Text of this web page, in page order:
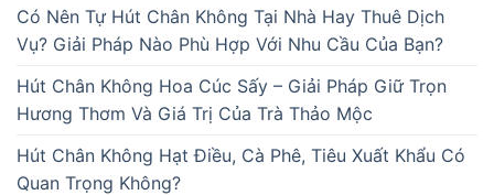
Có Nên Tự Hút Chân Không Tại Nhà Hay Thuê Dịch
Vụ? Giải Pháp Nào Phù Hợp Với Nhu Cầu Của Bạn?
Hút Chân Không Hoa Cúc Sấy – Giải Pháp Giữ Trọn
Hương Thơm Và Giá Trị Của Trà Thảo Mộc
Hút Chân Không Hạt Điều, Cà Phê, Tiêu Xuất Khẩu Có
Quan Trọng Không?